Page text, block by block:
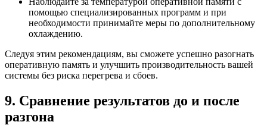
помощью специализированных программ и при
необходимости принимайте меры по дополнительному
охлаждению.
Следуя этим рекомендациям, вы сможете успешно разогнать
оперативную память и улучшить производительность вашей
системы без риска перегрева и сбоев.
9. Сравнение результатов до и после
разгона